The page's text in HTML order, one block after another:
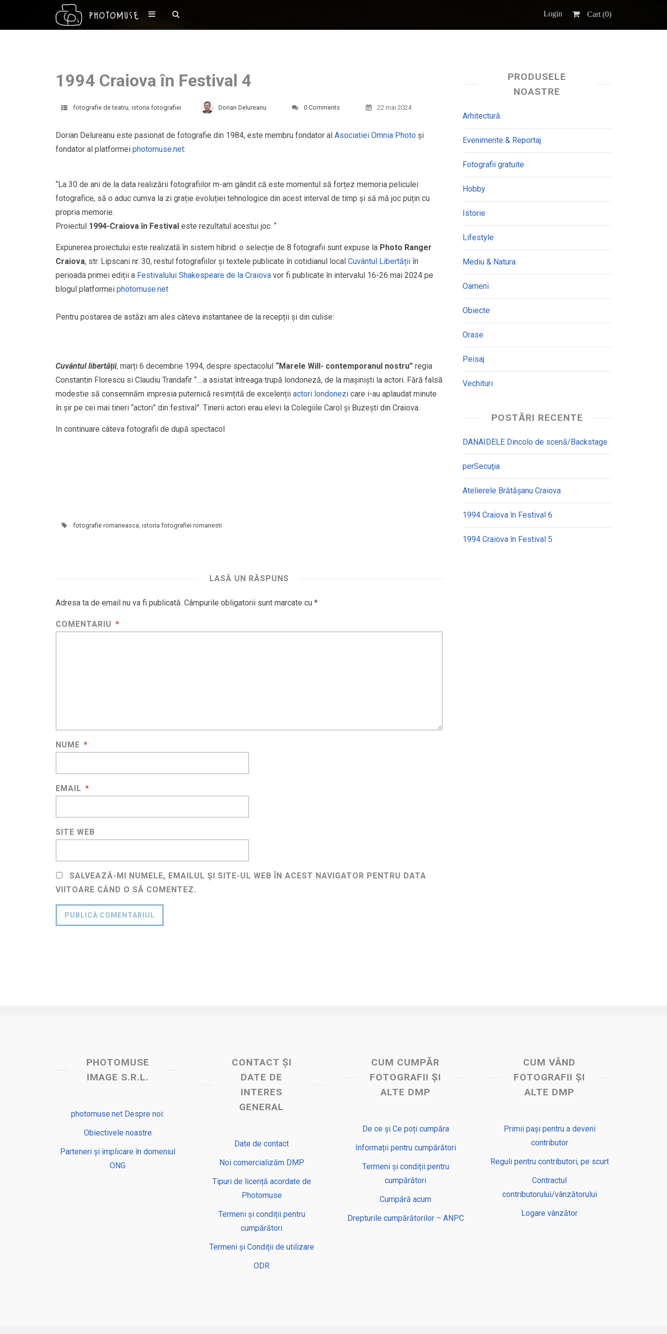
Login Cart (0)
1994 Craiova în Festival 4
fotografie de teatru, istoria fotografiei Dorian Delureanu 0 Comments 22 mai 2024
Dorian Delureanu este pasionat de fotografie din 1984, este membru fondator al Asociatiei Omnia Photo şi
fondator al platformei photomuse.net:
“La 30 de ani de la data realizării fotografiilor m-am gândit că este momentul să forțez memoria peliculei
fotografice, să o aduc cumva la zi grație evoluției tehnologice din acest interval de timp şi să mă joc puțin cu
propria memorie.
Proiectul 1994-Craiova în Festival este rezultatul acestui joc. “
Expunerea proiectului este realizată în sistem hibrid: o selecție de 8 fotografii sunt expuse la Photo Ranger
Craiova, str. Lipscani nr. 30, restul fotografiilor şi textele publicate în cotidianul local Cuvântul Libertății în
perioada primei ediții a Festivalului Shakespeare de la Craiova vor fi publicate în intervalul 16-26 mai 2024 pe
blogul platformei photomuse.net
Pentru postarea de astăzi am ales câteva instantanee de la recepții și din culise:
Cuvântul libertății, marți 6 decembrie 1994, despre spectacolul “Marele Will- contemporanul nostru” regia
Constantin Florescu si Claudiu Trandafir “….a asistat întreaga trupă londoneză, de la mașiniști la actori. Fără falsă
modestie să consemnăm impresia puternică resimțită de excelenții actori londonezi care i-au aplaudat minute
în şir pe cei mai tineri “actori” din festival”. Tinerii actori erau elevi la Colegiile Carol şi Buzești din Craiova.
In continuare câteva fotografii de după spectacol
fotografie romaneasca, istoria fotografiei romanesti
LASĂ UN RĂSPUNS
Adresa ta de email nu va fi publicată. Câmpurile obligatorii sunt marcate cu *
COMENTARIU *
NUME *
EMAIL *
SITE WEB
SALVEAZĂ-MI NUMELE, EMAILUL ȘI SITE-UL WEB ÎN ACEST NAVIGATOR PENTRU DATA
VIITOARE CÂND O SĂ COMENTEZ.
PRODUSELE
NOASTRE
Arhitectură
Evenimente & Reportaj
Fotografii gratuite
Hobby
Istorie
Lifestyle
Mediu & Natura
Oameni
Obiecte
Orase
Peisaj
Vechituri
POSTĂRI RECENTE
DANAIDELE Dincolo de scenă/Backstage
perSecuţia
Atelierele Brătășanu Craiova
1994 Craiova în Festival 6
1994 Craiova în Festival 5
PHOTOMUSE
IMAGE S.R.L.
photomuse.net Despre noi:
Obiectivele noastre
Parteneri și implicare în domeniul
ONG
CONTACT ȘI
DATE DE
INTERES
GENERAL
Date de contact
Noi comercializăm DMP
Tipuri de licență acordate de
Photomuse
Termeni și condiții pentru
cumpărători
Termeni și Condiții de utilizare
ODR
CUM CUMPĂR
FOTOGRAFII ȘI
ALTE DMP
De ce și Ce poți cumpăra
Informații pentru cumpărători
Termeni și condiții pentru
cumpărători
Cumpără acum
Drepturile cumpărătorilor – ANPC
CUM VÂND
FOTOGRAFII ȘI
ALTE DMP
Primii pași pentru a deveni
contributor
Reguli pentru contributori, pe scurt
Contractul
contributorului/vânzătorului
Logare vânzător